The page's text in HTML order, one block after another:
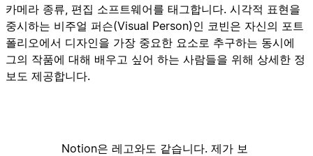
카메라 종류, 편집 소프트웨어를 태그합니다. 시각적 표현을
중시하는 비주얼 퍼슨(Visual Person)인 코빈은 자신의 포트
폴리오에서 디자인을 가장 중요한 요소로 추구하는 동시에
그의 작품에 대해 배우고 싶어 하는 사람들을 위해 상세한 정
보도 제공합니다.
Notion은 레고와도 같습니다. 제가 보